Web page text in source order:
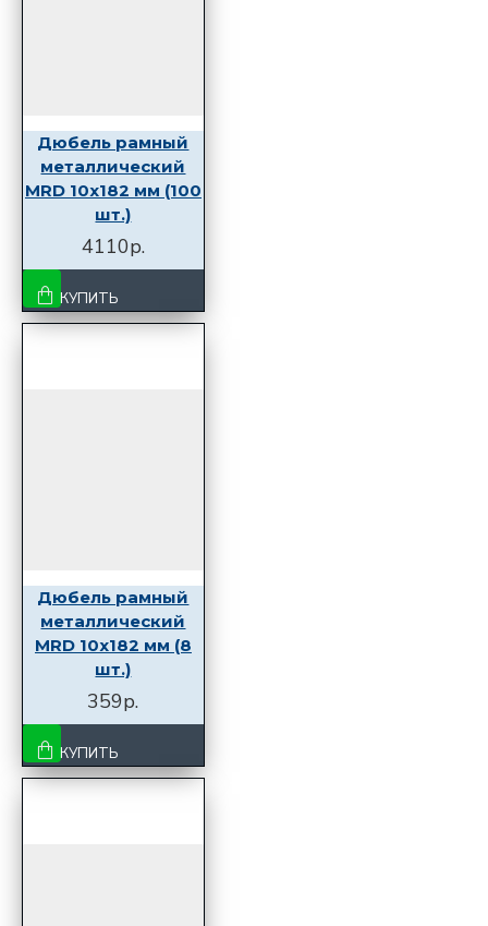
Дюбель рамный
металлический
MRD 10x182 мм (100
шт.)
4110р.
КУПИТЬ
Дюбель рамный
металлический
MRD 10x182 мм (8
шт.)
359р.
КУПИТЬ